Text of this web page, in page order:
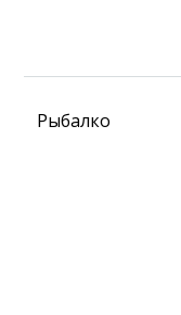
Рыбалко